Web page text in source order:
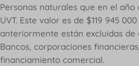
Personas naturales que en el
UVT. Este valor es de $119 945
anteriormente están excluidas de
Bancos, corporaciones
financiamiento comercial.